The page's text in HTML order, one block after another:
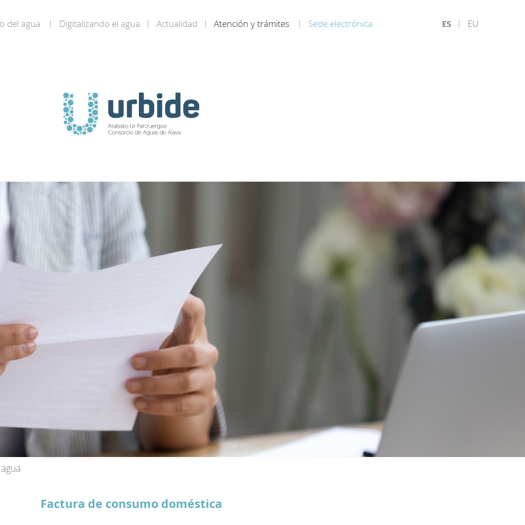
del agua Digitalizando el agua Actualidad Atención y trámites Sede electrónica ES EU
Factura de consumo doméstica